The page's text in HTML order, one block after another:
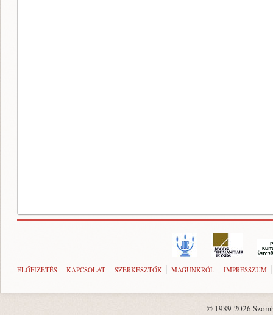
ELŐFIZETÉS KAPCSOLAT SZERKESZTŐK MAGUNKRÓL IMPRESSZUM
© 1989-2026